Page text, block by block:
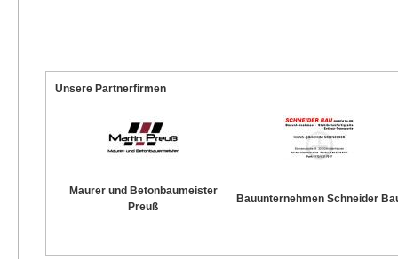
Unsere Partnerfirmen
Maurer und Betonbaumeister
Preuß
Bauunternehmen Schneider